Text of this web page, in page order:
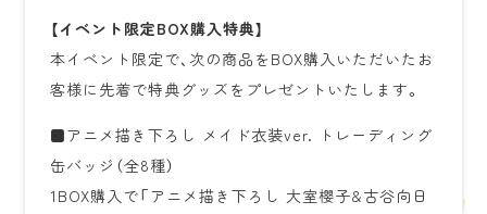
【イベント限定BOX購入特典】
本イベント限定で、次の商品をBOX購入いただいたお
客様に先着で特典グッズをプレゼントいたします。
■アニメ描き下ろし メイド衣装ver. トレーディング
缶バッジ（全8種）
1BOX購入で「アニメ描き下ろし 大室櫻子&古谷向日